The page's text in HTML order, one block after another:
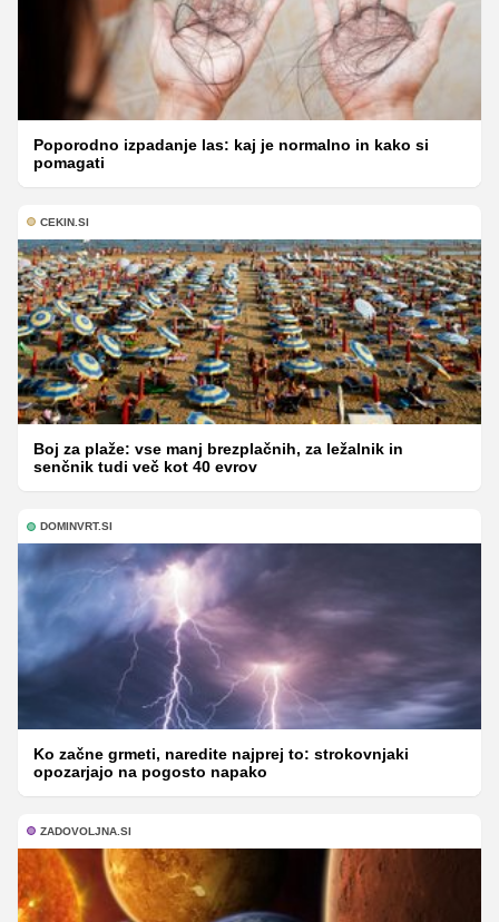
Poporodno izpadanje las: kaj je normalno in kako si
pomagati
CEKIN.SI
Boj za plaže: vse manj brezplačnih, za ležalnik in
senčnik tudi več kot 40 evrov
DOMINVRT.SI
Ko začne grmeti, naredite najprej to: strokovnjaki
opozarjajo na pogosto napako
ZADOVOLJNA.SI